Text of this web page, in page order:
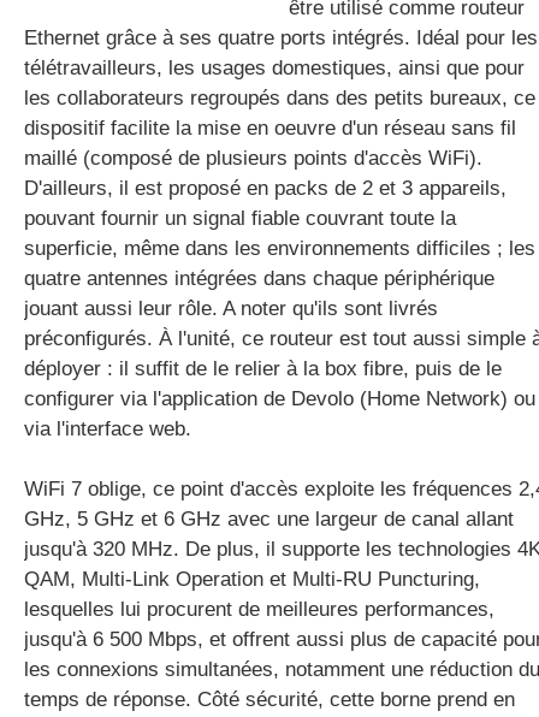
être utilisé comme routeur
Ethernet grâce à ses quatre ports intégrés. Idéal pour les
télétravailleurs, les usages domestiques, ainsi que pour
les collaborateurs regroupés dans des petits bureaux, ce
dispositif facilite la mise en oeuvre d'un réseau sans fil
maillé (composé de plusieurs points d'accès WiFi).
D'ailleurs, il est proposé en packs de 2 et 3 appareils,
pouvant fournir un signal fiable couvrant toute la
superficie, même dans les environnements difficiles ; les
quatre antennes intégrées dans chaque périphérique
jouant aussi leur rôle. A noter qu'ils sont livrés
préconfigurés. À l'unité, ce routeur est tout aussi simple
déployer : il suffit de le relier à la box fibre, puis de le
configurer via l'application de Devolo (Home Network) ou
via l'interface web.
WiFi 7 oblige, ce point d'accès exploite les fréquences
GHz, 5 GHz et 6 GHz avec une largeur de canal allant
jusqu'à 320 MHz. De plus, il supporte les technologies
QAM, Multi-Link Operation et Multi-RU Puncturing,
lesquelles lui procurent de meilleures performances,
jusqu'à 6 500 Mbps, et offrent aussi plus de capacité
les connexions simultanées, notamment une réduction du
temps de réponse. Côté sécurité, cette borne prend en